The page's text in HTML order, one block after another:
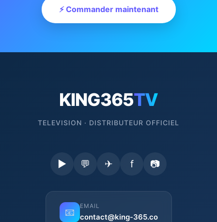
⚡ Commander maintenant
KING365TV
TELEVISION · DISTRIBUTEUR OFFICIEL
▶ 💬 ✈ f 📷
📧
EMAIL
contact@king-365.co